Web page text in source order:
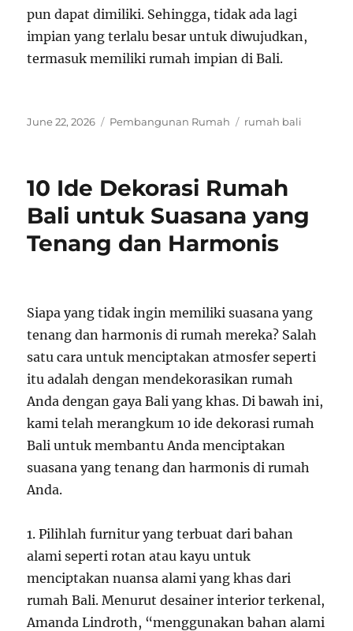
pun dapat dimiliki. Sehingga, tidak ada lagi
impian yang terlalu besar untuk diwujudkan,
termasuk memiliki rumah impian di Bali.
Posted
June 22, 2026 Categories
Pembangunan Rumah Tags
rumah bali
10 Ide Dekorasi Rumah
Bali untuk Suasana yang
Tenang dan Harmonis
Siapa yang tidak ingin memiliki suasana yang
tenang dan harmonis di rumah mereka? Salah
satu cara untuk menciptakan atmosfer seperti
itu adalah dengan mendekorasikan rumah
Anda dengan gaya Bali yang khas. Di bawah ini,
kami telah merangkum 10 ide dekorasi rumah
Bali untuk membantu Anda menciptakan
suasana yang tenang dan harmonis di rumah
Anda.
1. Pilihlah furnitur yang terbuat dari bahan
alami seperti rotan atau kayu untuk
menciptakan nuansa alami yang khas dari
rumah Bali. Menurut desainer interior terkenal,
Amanda Lindroth, “menggunakan bahan alami